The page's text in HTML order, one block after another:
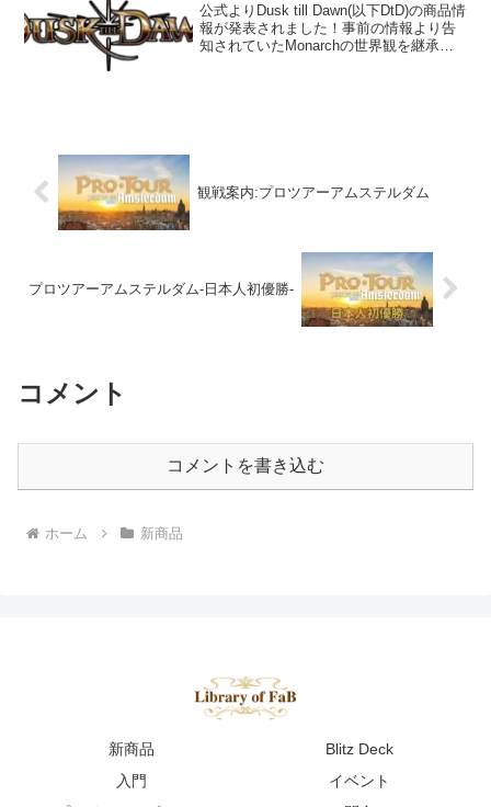
公式よりDusk till Dawn(以下DtD)の商品情
報が発表されました！事前の情報より告
知されていたMonarchの世界観を継承し
観戦案内:プロツアーアムステルダム
プロツアーアムステルダム-日本人初優勝-
コメント
コメントを書き込む
ホーム 新商品
新商品
Blitz Deck
入門
イベント